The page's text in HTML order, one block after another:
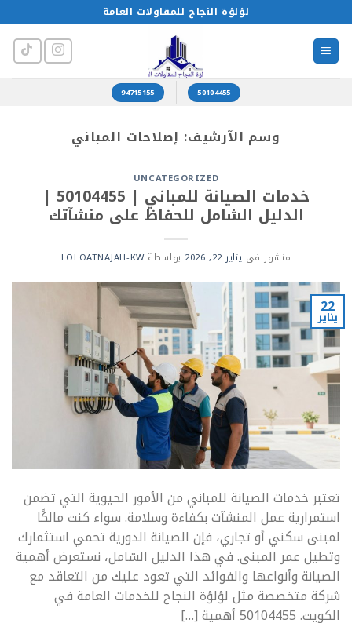
للمحتوى
لؤلؤة النجاح للمقاولات العامة
50104455
94715155
وسم الآرشيف: إصلاحات المباني
UNCATEGORIZED
خدمات الصيانة للمباني | 50104455 |
الدليل الشامل للحفاظ على منشآتك
منشور في يناير 22, 2026 بواسطةLOLOATNAJAH-KW
22
يناير
تعتبر خدمات الصيانة للمباني من الأمور الحيوية التي تضمن
استمرارية عمل المنشآت بكفاءة وسلامة. سواء كنت مالكًا
لمبنى سكني أو تجاري، فإن الصيانة الدورية تحمي استثمارك
وتطيل عمر المبنى. في هذا الدليل الشامل، نستعرض أهمية
الصيانة وأنواعها والفوائد التي تعود عليك من التعاقد مع
شركة متخصصة مثل لؤلؤة النجاح للخدمات العامة في
الكويت. 50104455 أهمية […]